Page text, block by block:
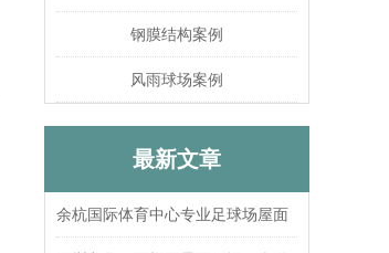
钢膜结构案例
风雨球场案例
最新文章
余杭国际体育中心专业足球场屋面